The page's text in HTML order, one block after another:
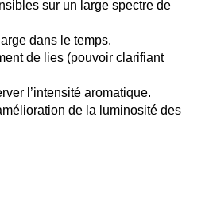
sur un large spectre de
dans le temps.
de lies (pouvoir clarifiant
l’intensité aromatique.
de la luminosité des